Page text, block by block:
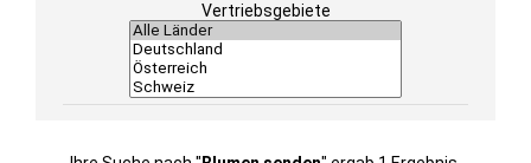
Vertriebsgebiete